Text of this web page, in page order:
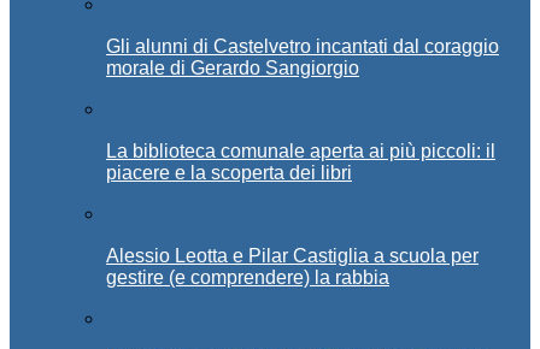
Gli alunni di Castelvetro incantati dal coraggio
morale di Gerardo Sangiorgio
La biblioteca comunale aperta ai più piccoli: il
piacere e la scoperta dei libri
Alessio Leotta e Pilar Castiglia a scuola per
gestire (e comprendere) la rabbia